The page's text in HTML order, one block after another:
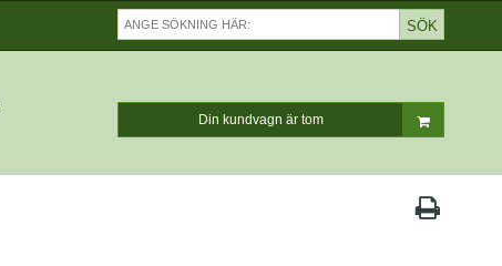
SÖK
Din kundvagn är tom